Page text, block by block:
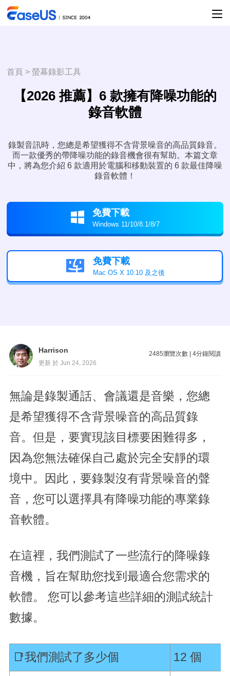
首頁 >螢幕錄影工具
【2026 推薦】6 款擁有降噪功能的
錄音軟體
錄製音訊時，您總是希望獲得不含背景噪音的高品質錄音。
而一款優秀的帶降噪功能的錄音機會很有幫助。本篇文章
中，將為您介紹 6 款適用於電腦和移動裝置的 6 款最佳降噪
錄音軟體！
 免費下載
Windows 11/10/8.1/8/7
 免費下載
Mac OS X 10.10 及之後
Harrison
更新 於 Jun 24, 2026
2485瀏覽次數 |4分鐘閱讀
無論是錄製通話、會議還是音樂，您總
是希望獲得不含背景噪音的高品質錄
音。但是，要實現該目標要困難得多，
因為您無法確保自己處於完全安靜的環
境中。因此，要錄製沒有背景噪音的聲
音，您可以選擇具有降噪功能的專業錄
音軟體。
在這裡，我們測試了一些流行的降噪錄
音機，旨在幫助您找到最適合您需求的
軟體。 您可以參考這些詳細的測試統計
數據。
📑我們測試了多少個 12 個